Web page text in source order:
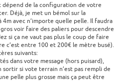
dépend de la configuration de votre
Déjà, je met un bémol sur la
4m avec n’importe quelle pelle. Il faudra
voir faire des paliers pour descendre
si ça ne vaut pas plus le coup de faire
c’est entre 100 et 200€ le mètre busé).
suivants:
dans votre message (hors puisard),
sortir si vote terrain n’est pas rempli de
pelle plus grosse mais ça peut être